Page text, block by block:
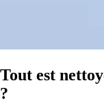
Tout est
?